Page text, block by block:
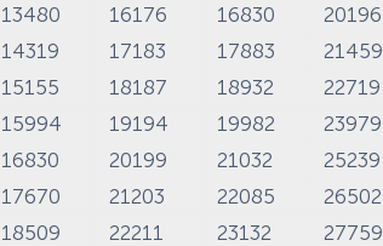
13480 16176 16830
20196
14319 17183 17883
21459
15155 18187 18932
22719
15994 19194 19982
23979
16830 20199 21032
25239
17670 21203 22085
26502
18509 22211 23132
27759